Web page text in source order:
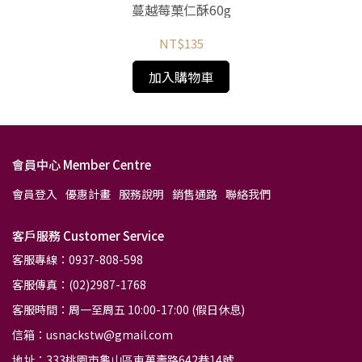
蔓越莓菓仁酥60g
NT$135
加入購物車
會員中心 Member Centre
會員登入 優惠計畫 服務說明 銷售通路 聯絡我們
客戶服務 Customer Service
客服專線：0937-808-598
客服傳真：(02)2987-1768
客服時間：周一至周五 10:00-17:00 (假日休息)
信箱：usnackstw@gmail.com